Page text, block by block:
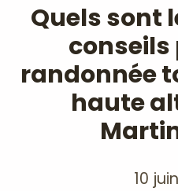
Quels sont
conseils
randonnée
haute
10